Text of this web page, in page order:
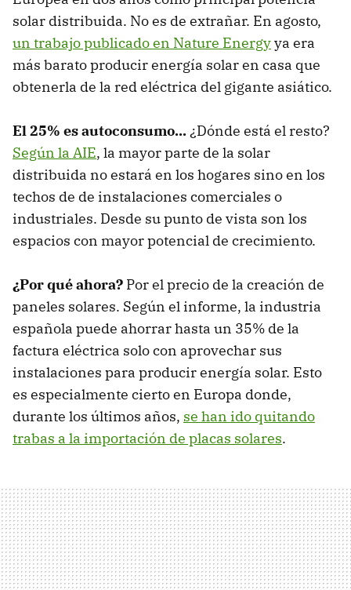
solar distribuida. No es de extrañar. En agosto,
un trabajo publicado en Nature Energyya era
más barato producir energía solar en casa que
obtenerla de la red eléctrica del gigante asiático.
El 25% es autoconsumo...¿Dónde está el resto?
Según la AIE, la mayor parte de la solar
distribuida no estará en los hogares sino en los
techos de de instalaciones comerciales o
industriales. Desde su punto de vista son los
espacios con mayor potencial de crecimiento.
¿Por qué ahora? Por el precio de la creación de
paneles solares. Según el informe, la industria
española puede ahorrar hasta un 35% de la
factura eléctrica solo con aprovechar sus
instalaciones para producir energía solar. Esto
es especialmente cierto en Europa donde,
durante los últimos años, se han ido quitando
trabas a la importación de placas solares.